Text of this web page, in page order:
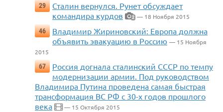
29
Сталин вернулся. Рунет обсуждает
командира курдов
2 — 18 Ноября 2015
46
Владимир Жириновский: Европа должна
объявить эвакуацию в Россию — 15 Ноября
2015
67
Россия догнала сталинский СССР по темпу
модернизации армии. Под руководством
Владимира Путина проведена самая быстрая
трансформация ВС РФ с 30-х годов прошлого
века
— 15 Октября 2015